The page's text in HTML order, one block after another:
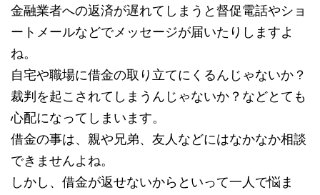
金融業者への返済が遅れてしまうと督促電話やショ
ートメールなどでメッセージが届いたりしますよ
ね。
自宅や職場に借金の取り立てにくるんじゃないか？
裁判を起こされてしまうんじゃないか？などとても
心配になってしまいます。
借金の事は、親や兄弟、友人などにはなかなか相談
できませんよね。
しかし、借金が返せないからといって一人で悩ま